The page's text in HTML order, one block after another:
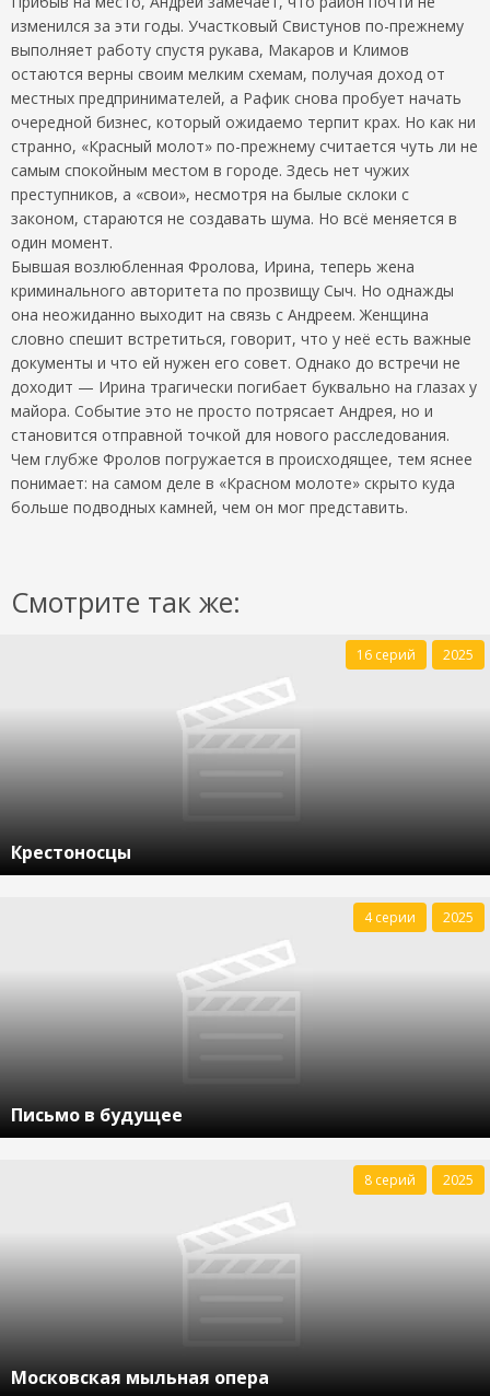
изменился за эти годы. Участковый Свистунов по-прежнему
выполняет работу спустя рукава, Макаров и Климов
остаются верны своим мелким схемам, получая доход от
местных предпринимателей, а Рафик снова пробует начать
очередной бизнес, который ожидаемо терпит крах. Но как ни
странно, «Красный молот» по-прежнему считается чуть ли не
самым спокойным местом в городе. Здесь нет чужих
преступников, а «свои», несмотря на былые склоки с
законом, стараются не создавать шума. Но всё меняется в
один момент.
Бывшая возлюбленная Фролова, Ирина, теперь жена
криминального авторитета по прозвищу Сыч. Но однажды
она неожиданно выходит на связь с Андреем. Женщина
словно спешит встретиться, говорит, что у неё есть важные
документы и что ей нужен его совет. Однако до встречи не
доходит — Ирина трагически погибает буквально на глазах у
майора. Событие это не просто потрясает Андрея, но и
становится отправной точкой для нового расследования.
Чем глубже Фролов погружается в происходящее, тем яснее
понимает: на самом деле в «Красном молоте» скрыто куда
больше подводных камней, чем он мог представить.
Смотрите так же:
Крестоносцы
16 серий 2025
Письмо в будущее
4 серии 2025
Московская мыльная опера
8 серий 2025